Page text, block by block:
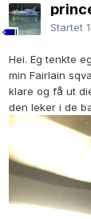
Startet
Hei. Eg tenkte
min Fairlain
klare og få ut
den leker i de